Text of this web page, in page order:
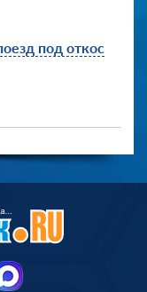
под откос